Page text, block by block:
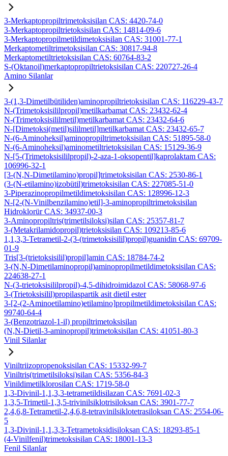
3-Merkaptopropiltrimetoksisilan CAS: 4420-74-0
3-Merkaptopropiltrietoksisilan CAS: 14814-09-6
3-Merkaptopropilmetildimetoksisilan CAS: 31001-77-1
Merkaptometiltrimetoksisilan CAS: 30817-94-8
Merkaptometiltrietoksisilan CAS: 60764-83-2
S-(Oktanoil)merkaptopropiltrietoksisilan CAS: 220727-26-4
Amino Silanlar
3-(1,3-Dimetilbütiliden)aminopropiltrietoksisilan CAS: 116229-43-7
N-(Trimetoksisililpropil)metilkarbamat CAS: 23432-62-4
N-(Trimetoksisililmetil)metilkarbamat CAS: 23432-64-6
N-[Dimetoksi(metil)sililmetil]metilkarbamat CAS: 23432-65-7
N-(6-Aminoheksil)aminopropiltrimetoksisilan CAS: 51895-58-0
N-(6-Aminoheksil)aminometiltrietoksisilan CAS: 15129-36-9
N-[5-(Trimetoksisililpropil)-2-aza-1-oksopentil]kaprolaktam CAS:
106996-32-1
[3-(N,N-Dimetilamino)propil]trimetoksisilan CAS: 2530-86-1
(3-(N-etilamino)izobütil)trimetoksisilan CAS: 227085-51-0
3-Piperazinopropilmetildimetoksisilan CAS: 128996-12-3
N-[2-(N-Vinilbenzilamino)etil]-3-aminopropiltrimetoksisilan
Hidroklorür CAS: 34937-00-3
3-Aminopropiltris(trimetilsiloksi)silan CAS: 25357-81-7
3-(Metakrilamidopropil)trietoksisilan CAS: 109213-85-6
1,1,3,3-Tetrametil-2-(3-(trimetoksisilil)propil)guanidin CAS: 69709-
01-9
Tris[3-(trietoksisilil)propil]amin CAS: 18784-74-2
3-(N,N-Dimetilaminopropil)aminopropilmetildimetoksisilan CAS:
224638-27-1
N-(3-trietoksisililpropil)-4,5-dihidroimidazol CAS: 58068-97-6
3-(Trietoksisilil)propilaspartik asit dietil ester
3-[2-(2-Aminoetilamino)etilamino]propilmetildimetoksisilan CAS:
99740-64-4
3-(Benzotriazol-1-il) propiltrimetoksisilan
(N,N-Dietil-3-aminopropil)trimetoksisilan CAS: 41051-80-3
Vinil Silanlar
Viniltriizopropenoksisilan CAS: 15332-99-7
Viniltris(trimetilsiloksi)silan CAS: 5356-84-3
Vinildimetilklorosilan CAS: 1719-58-0
1,3-Divinil-1,1,3,3-tetrametildisilazan CAS: 7691-02-3
1,3,5-Trimetil-1,3,5-trivinilsiklotrisiloksan CAS: 3901-77-7
2,4,6,8-Tetrametil-2,4,6,8-tetravinilsiklotetrasiloksan CAS: 2554-06-
5
1,3-Divinil-1,1,3,3-Tetrametoksidisiloksan CAS: 18293-85-1
(4-Vinilfenil)trimetoksisilan CAS: 18001-13-3
Fenil Silanlar